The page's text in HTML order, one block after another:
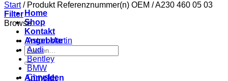
Home
Shop
Kontakt
Angebote
Suchen
nach:
Anmelden
Start /Produkt Referenznummer(n) OEM /A230 460 05 03
Filter
Browse
Aston Martin
Audi
Bentley
BMW
Chrysler